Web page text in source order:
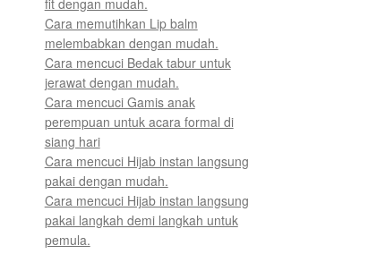
Cara memutihkan Lip balm
melembabkan dengan mudah.
Cara mencuci Bedak tabur untuk
jerawat dengan mudah.
Cara mencuci Gamis anak
perempuan untuk acara formal di
siang hari
Cara mencuci Hijab instan langsung
pakai dengan mudah.
Cara mencuci Hijab instan langsung
pakai langkah demi langkah untuk
pemula.